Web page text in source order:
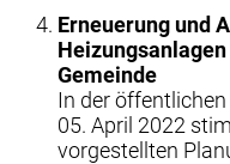
Erneuerung und
Gemeinde
In der
05. April 2022
vorgestellten